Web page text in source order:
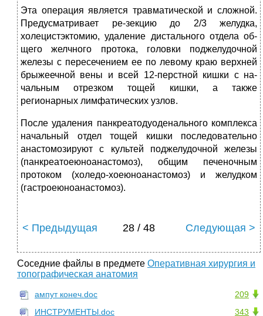
Эта операция является травматической и сложной.
Предусматривает ре-зекцию до 2/3 желудка,
холецистэктомию, удаление дистального отдела об-
щего желчного протока, головки поджелудочной
железы с пересечением ее по левому краю верхней
брыжеечной вены и всей 12-перстной кишки с на-
чальным отрезком тощей кишки, а также
регионарных лимфатических узлов.
После удаления панкреатодуоденального комплекса
начальный отдел тощей кишки последовательно
анастомозируют с культей поджелудочной железы
(панкреатоеюноанастомоз), общим печеночным
протоком (холедо-хоеюноанастомоз) и желудком
(гастроеюноанастомоз).
< Предыдущая 28 / 48 Следующая >
Соседние файлы в предмете Оперативная хирургия и
топографическая анатомия
209
ампут конеч.doc
343
ИНСТРУМЕНТЫ.doc